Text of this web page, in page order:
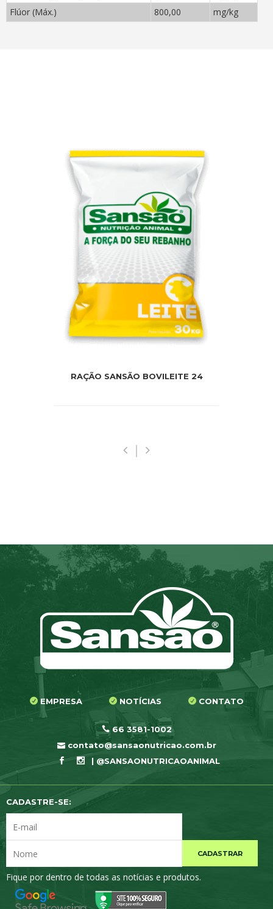
Flúor (Máx.)
800,00 mg/kg
RAÇÃO SANSÃO BOVILEITE 24
EMPRESA NOTÍCIAS CONTATO
66 3581-1002
contato@sansaonutricao.com.br
| @SANSAONUTRICAOANIMAL
CADASTRE-SE:
CADASTRAR
Fique por dentro de todas as notícias e produtos.